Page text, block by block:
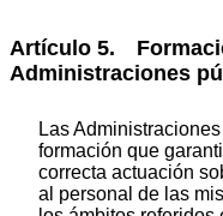
Artículo 5.
Administraciones
Las
formación que
correcta actuación
al personal de las